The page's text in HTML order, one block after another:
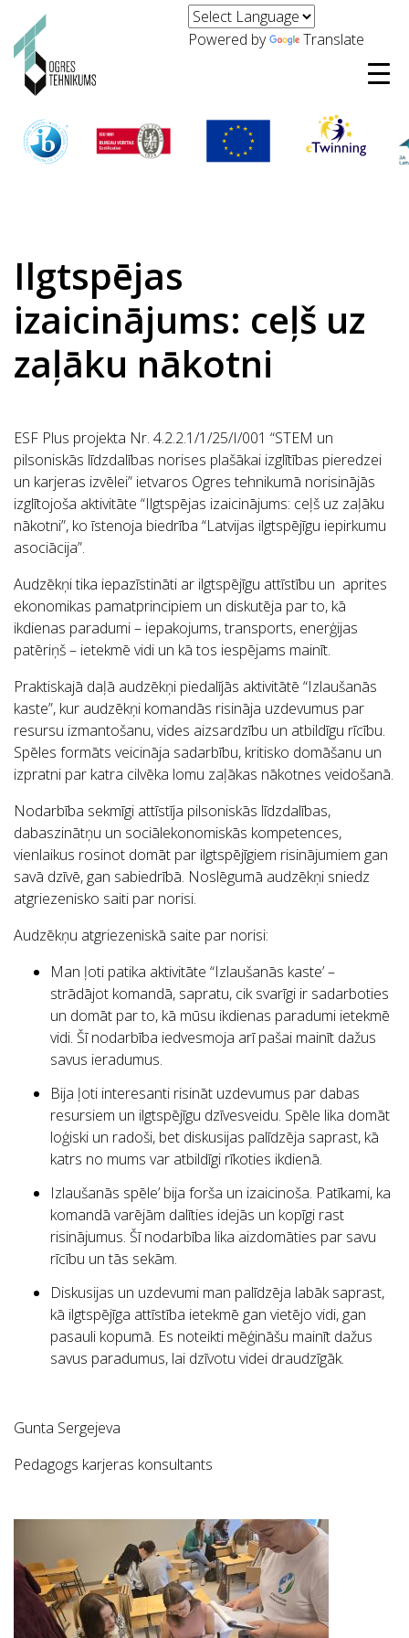
Powered by Translate
Ilgtspējas
izaicinājums: ceļš uz
zaļāku nākotni
ESF Plus projekta Nr. 4.2.2.1/1/25/I/001 “STEM un
pilsoniskās līdzdalības norises plašākai izglītības pieredzei
un karjeras izvēlei” ietvaros Ogres tehnikumā norisinājās
izglītojoša aktivitāte “Ilgtspējas izaicinājums: ceļš uz zaļāku
nākotni”, ko īstenoja biedrība “Latvijas ilgtspējīgu iepirkumu
asociācija”.
Audzēkņi tika iepazīstināti ar ilgtspējīgu attīstību un aprites
ekonomikas pamatprincipiem un diskutēja par to, kā
ikdienas paradumi – iepakojums, transports, enerģijas
patēriņš – ietekmē vidi un kā tos iespējams mainīt.
Praktiskajā daļā audzēkņi piedalījās aktivitātē “Izlaušanās
kaste”, kur audzēkņi komandās risināja uzdevumus par
resursu izmantošanu, vides aizsardzību un atbildīgu rīcību.
Spēles formāts veicināja sadarbību, kritisko domāšanu un
izpratni par katra cilvēka lomu zaļākas nākotnes veidošanā.
Nodarbība sekmīgi attīstīja pilsoniskās līdzdalības,
dabaszinātņu un sociālekonomiskās kompetences,
vienlaikus rosinot domāt par ilgtspējīgiem risinājumiem gan
savā dzīvē, gan sabiedrībā. Noslēgumā audzēkņi sniedz
atgriezenisko saiti par norisi.
Audzēkņu atgriezeniskā saite par norisi:
Man ļoti patika aktivitāte “Izlaušanās kaste’ –
strādājot komandā, sapratu, cik svarīgi ir sadarboties
un domāt par to, kā mūsu ikdienas paradumi ietekmē
vidi. Šī nodarbība iedvesmoja arī pašai mainīt dažus
savus ieradumus.
Bija ļoti interesanti risināt uzdevumus par dabas
resursiem un ilgtspējīgu dzīvesveidu. Spēle lika domāt
loģiski un radoši, bet diskusijas palīdzēja saprast, kā
katrs no mums var atbildīgi rīkoties ikdienā.
Izlaušanās spēle’ bija forša un izaicinoša. Patīkami, ka
komandā varējām dalīties idejās un kopīgi rast
risinājumus. Šī nodarbība lika aizdomāties par savu
rīcību un tās sekām.
Diskusijas un uzdevumi man palīdzēja labāk saprast,
kā ilgtspējīga attīstība ietekmē gan vietējo vidi, gan
pasauli kopumā. Es noteikti mēģināšu mainīt dažus
savus paradumus, lai dzīvotu videi draudzīgāk.
Gunta Sergejeva
Pedagogs karjeras konsultants